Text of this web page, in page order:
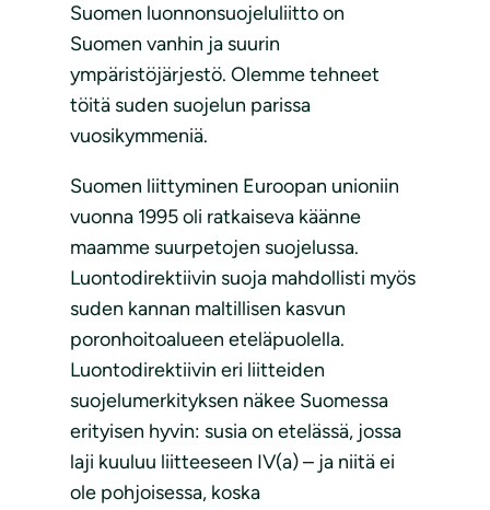
Suomen luonnonsuojeluliitto on
Suomen vanhin ja suurin
ympäristöjärjestö. Olemme tehneet
töitä suden suojelun parissa
vuosikymmeniä.
Suomen liittyminen Euroopan unioniin
vuonna 1995 oli ratkaiseva käänne
maamme suurpetojen suojelussa.
Luontodirektiivin suoja mahdollisti myös
suden kannan maltillisen kasvun
poronhoitoalueen eteläpuolella.
Luontodirektiivin eri liitteiden
suojelumerkityksen näkee Suomessa
erityisen hyvin: susia on etelässä, jossa
laji kuuluu liitteeseen IV(a) – ja niitä ei
ole pohjoisessa, koska